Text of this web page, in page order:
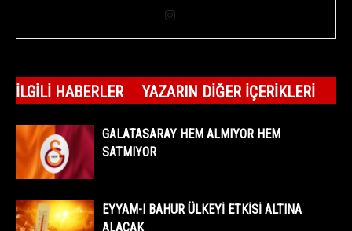
İLGILI HABERLER YAZARIN DIĞER İÇERIKLERI
GALATASARAY HEM ALMIYOR HEM
SATMIYOR
EYYAM-I BAHUR ÜLKEYİ ETKİSİ ALTINA
ALACAK